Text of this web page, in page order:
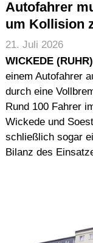
Autofahrer
um Kollision
21. Juli 2026
WICKEDE
einem Autofahrer
durch eine
Rund 100 Fahrer
Wickede und
schließlich sogar
Bilanz des